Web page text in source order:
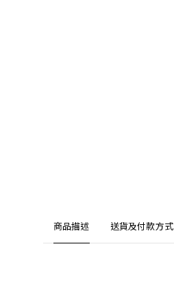
商品描述 送貨及付款方式